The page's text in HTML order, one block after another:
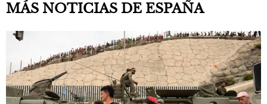
MÁS NOTICIAS DE ESPAÑA